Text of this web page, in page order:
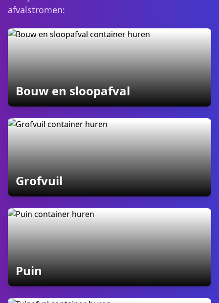
afvalstromen:
Bouw en sloopafvalcontainers
Grofvuilcontainers
Puincontainers